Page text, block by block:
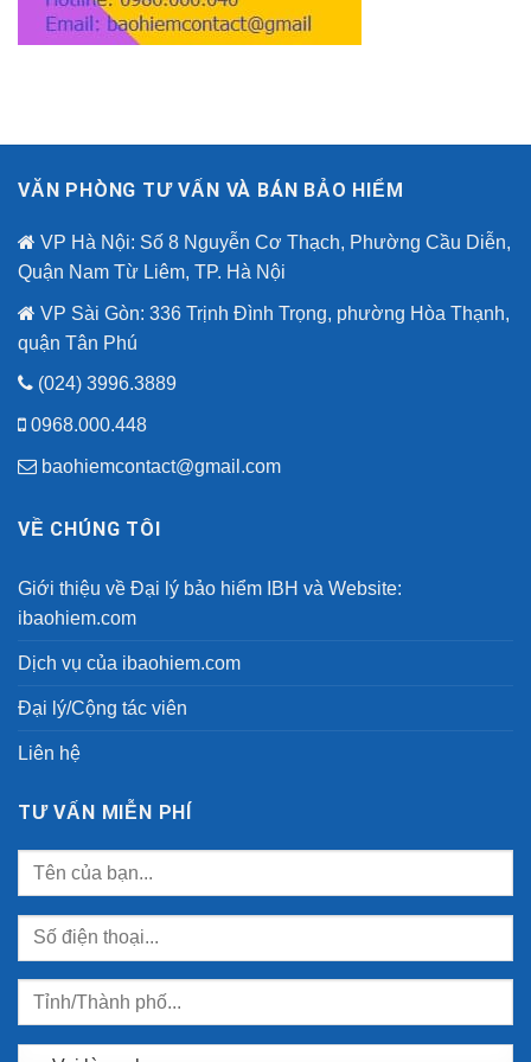
VĂN PHÒNG TƯ VẤN VÀ BÁN BẢO HIỂM
VP Hà Nội: Số 8 Nguyễn Cơ Thạch, Phường Cầu Diễn,
Quận Nam Từ Liêm, TP. Hà Nội
VP Sài Gòn: 336 Trịnh Đình Trọng, phường Hòa Thạnh,
quận Tân Phú
(024) 3996.3889
0968.000.448
baohiemcontact@gmail.com
VỀ CHÚNG TÔI
Giới thiệu về Đại lý bảo hiểm IBH và Website:
ibaohiem.com
Dịch vụ của ibaohiem.com
Đại lý/Cộng tác viên
Liên hệ
TƯ VẤN MIỄN PHÍ